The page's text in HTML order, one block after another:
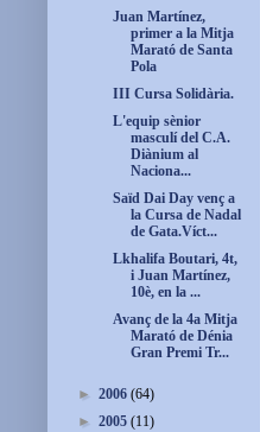
Juan Martínez,
primer a la Mitja
Marató de Santa
Pola
III Cursa Solidària.
L'equip sènior
masculí del C.A.
Diànium al
Naciona...
Saïd Dai Day venç a
la Cursa de Nadal
de Gata.Víct...
Lkhalifa Boutari, 4t,
i Juan Martínez,
10è, en la ...
Avanç de la 4a Mitja
Marató de Dénia
Gran Premi Tr...
► 2006 (64)
► 2005 (11)